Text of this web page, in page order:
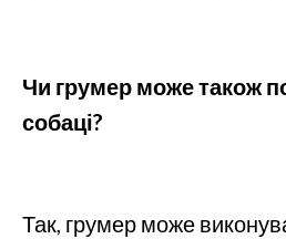
Чи грумер може також
собаці?
Так, грумер може